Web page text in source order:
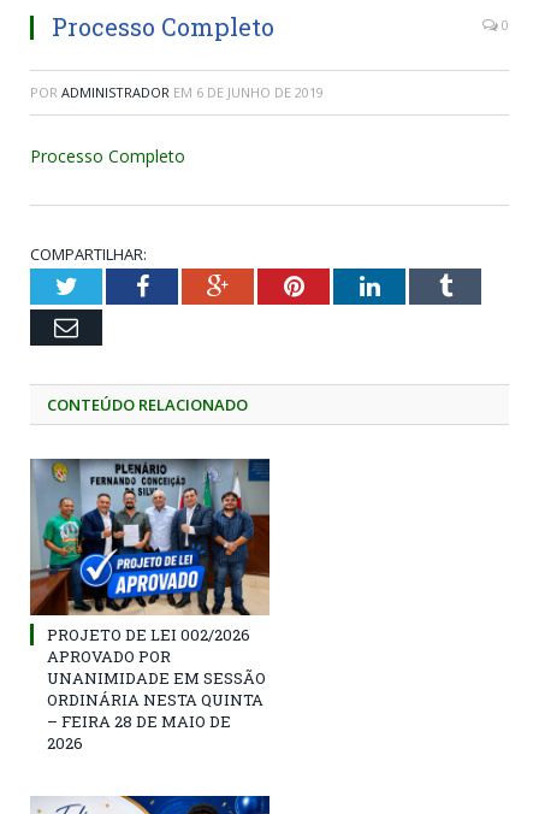
Processo Completo 0
POR ADMINISTRADOR EM 6 DE JUNHO DE 2019
Processo Completo
COMPARTILHAR:
TwitterFacebookGoogle+PinterestLinkedInTumblr
Email
CONTEÚDO RELACIONADO
PROJETO DE LEI 002/2026
APROVADO POR
UNANIMIDADE EM SESSÃO
ORDINÁRIA NESTA QUINTA
– FEIRA 28 DE MAIO DE
2026